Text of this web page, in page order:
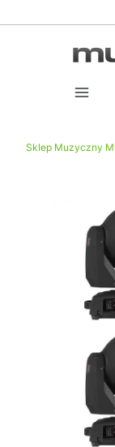
Sklep Muzyczny